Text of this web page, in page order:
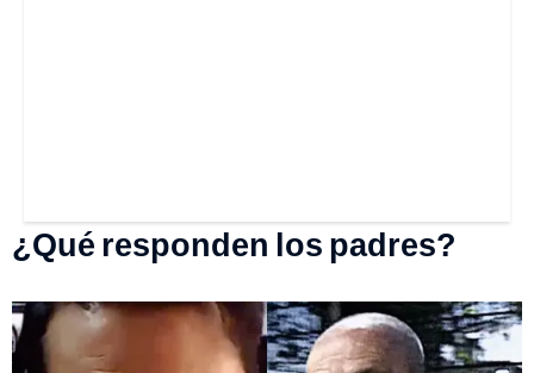
¿Qué responden los padres?